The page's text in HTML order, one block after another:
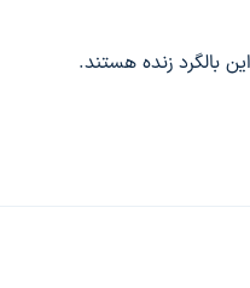
بالگرد زنده هستند.